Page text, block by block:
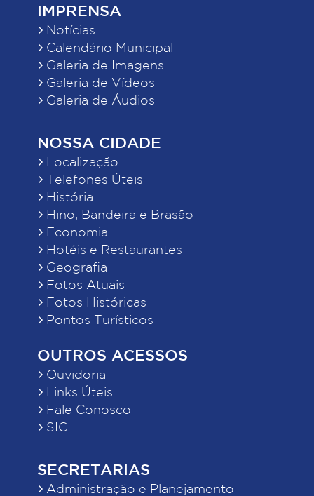
IMPRENSA
Notícias
Calendário Municipal
Galeria de Imagens
Galeria de Vídeos
Galeria de Áudios
NOSSA CIDADE
Localização
Telefones Úteis
História
Hino, Bandeira e Brasão
Economia
Hotéis e Restaurantes
Geografia
Fotos Atuais
Fotos Históricas
Pontos Turísticos
OUTROS ACESSOS
Ouvidoria
Links Úteis
Fale Conosco
SIC
SECRETARIAS
Administração e Planejamento